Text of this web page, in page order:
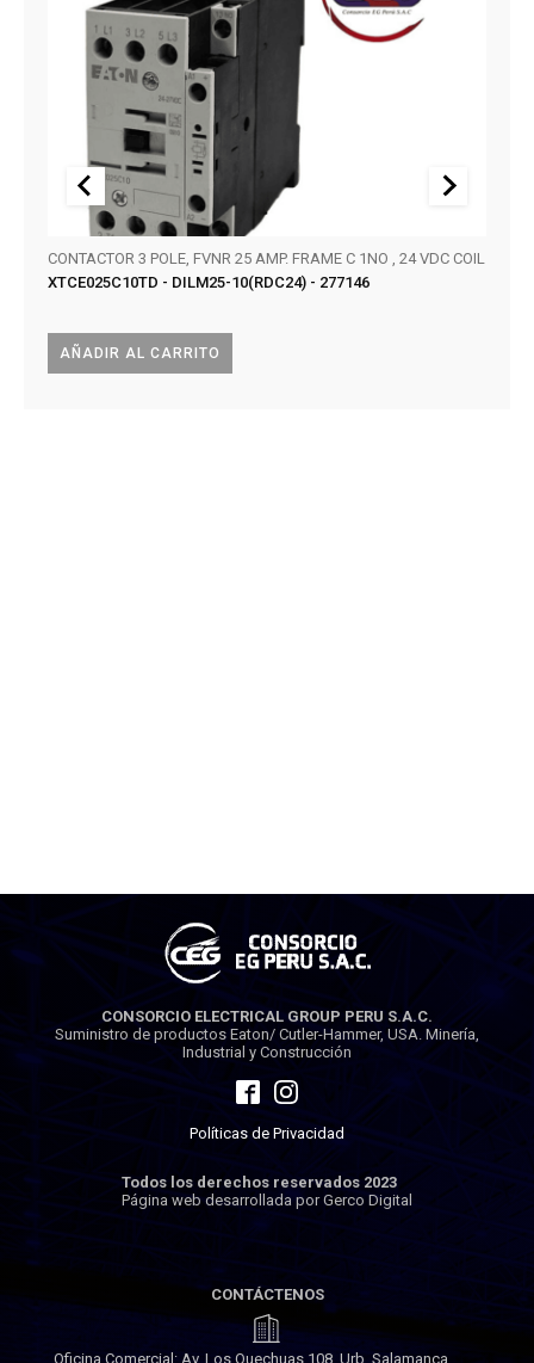
AÑADIR AL CARRITO
CONTACTOR 3 POLE, FVNR 25 AMP. FRAME C 1NO , 24 VDC COIL
XTCE025C10TD - DILM25-10(RDC24) - 277146
CONSORCIO ELECTRICAL GROUP PERU S.A.C.
Suministro de productos Eaton/ Cutler-Hammer, USA. Minería,
Industrial y Construcción
Políticas de Privacidad
Todos los derechos reservados 2023
Página web desarrollada por Gerco Digital
CONTÁCTENOS
Oficina Comercial: Av. Los Quechuas 108, Urb. Salamanca,